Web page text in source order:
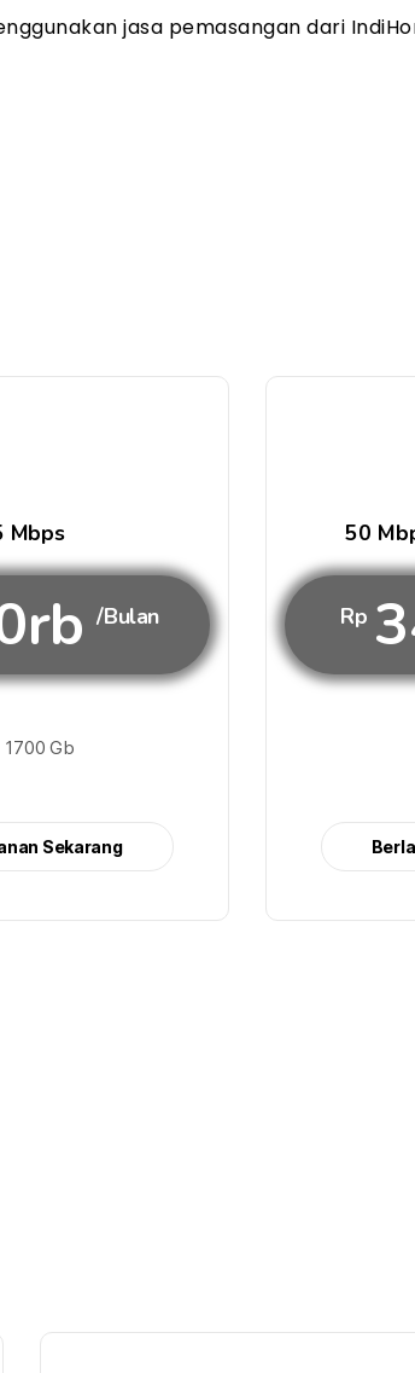
jasa pemasangan dari
Mbps
/Bulan
1700 Gb
Sekarang
50
Rp